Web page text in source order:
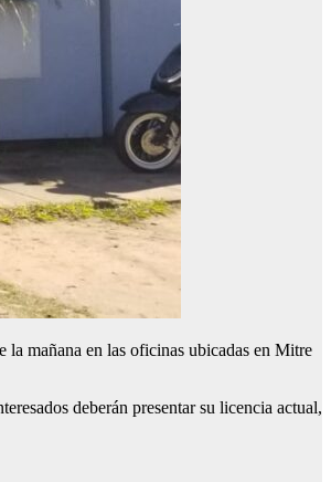
la mañana en las oficinas ubicadas en Mitre
deberán presentar su licencia actual,